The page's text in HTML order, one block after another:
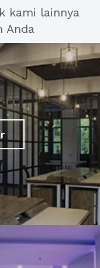
kami lainnya
Anda